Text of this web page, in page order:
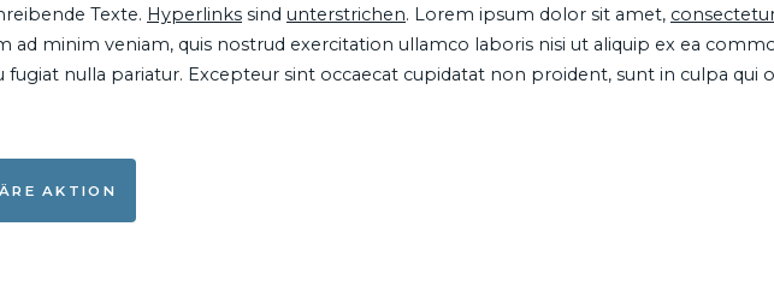
Texte. Hyperlinks sind unterstrichen. Lorem ipsum dolor sit amet,
ad minim veniam, quis nostrud exercitation ullamco laboris nisi ut aliquip ex ea
fugiat nulla pariatur. Excepteur sint occaecat cupidatat non proident, sunt in culpa
AKTION